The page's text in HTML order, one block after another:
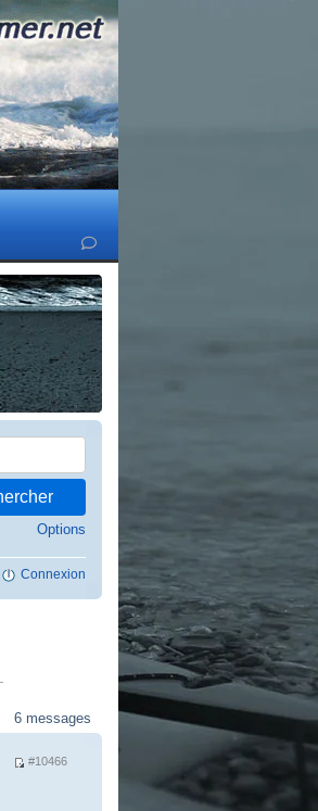
Options
Connexion
6 messages
#10466